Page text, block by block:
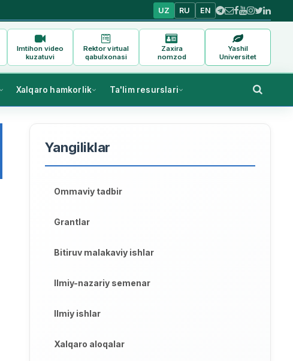
UZ RU EN
Imtihon video
kuzatuvi
Rektor virtual
qabulxonasi
Zaxira
nomzod
Yashil
Universitet
Xalqaro hamkorlik Ta'lim resurslari
Yangiliklar
Ommaviy tadbir
Grantlar
Bitiruv malakaviy ishlar
Ilmiy-nazariy semenar
Ilmiy ishlar
Xalqaro aloqalar